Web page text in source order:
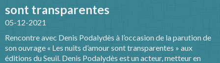
sont transparentes
05-12-2021
Rencontre avec Denis Podalydès à l’occasion de la parution de
son ouvrage « Les nuits d’amour sont transparentes » aux
éditions du Seuil. Denis Podalydès est un acteur, metteur en